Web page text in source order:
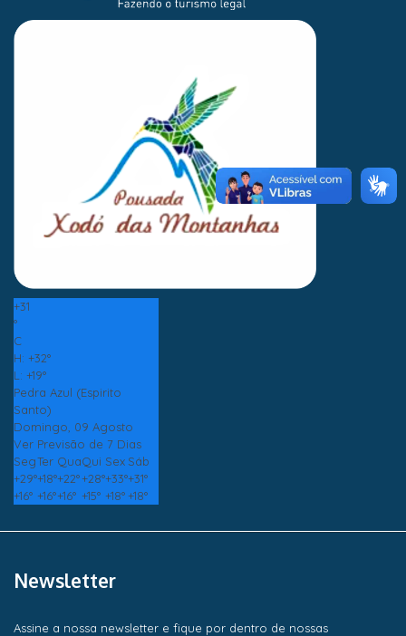
+31
°
C
H: +32°
L: +19°
Pedra Azul (Espirito
Santo)
Domingo, 09 Agosto
Ver Previsão de 7 Dias
SegTer QuaQui Sex Sáb
+29°+18°+22°+28°+33°+31°
+16° +16°+16° +15° +18°+18°
Newsletter
Assine a nossa newsletter e fique por dentro de nossas